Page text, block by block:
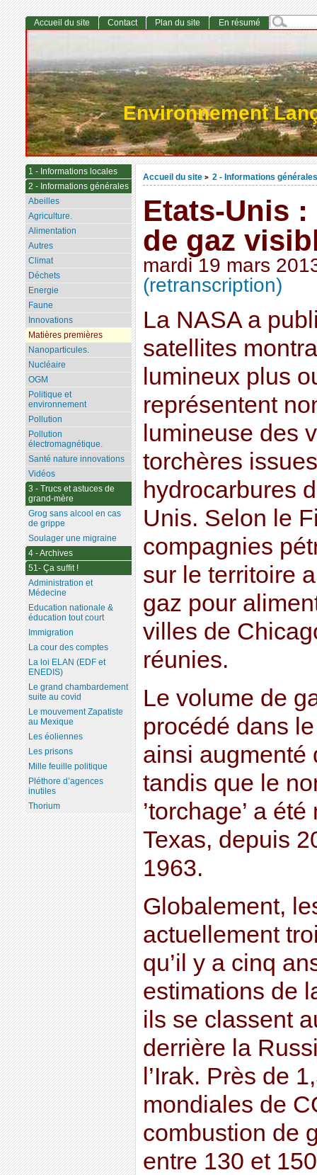
Environnement
Accueil du site > 2 - Informations générales
Etats-Unis
de gaz
mardi 19 mars
(retranscription)
La NASA a
satellites
lumineux plus
représentent
lumineuse des
torchères
hydrocarbures
Unis. Selon le
compagnies
sur le territoire
gaz pour
villes de
réunies.
Le volume de
procédé dans
ainsi augmenté
tandis que le
’torchage’ a
Texas, depuis
1963.
Globalement,
actuellement
qu’il y a cinq
estimations de
ils se classent
derrière la
l’Irak. Près de
mondiales de
combustion de
entre 130 et
Accueil du site Contact Plan du site En résumé
1 - Informations locales
2 - Informations générales
Abeilles
Agriculture.
Alimentation
Autres
Climat
Déchets
Energie
Faune
Innovations
Matières premières
Nanoparticules.
Nucléaire
OGM
Politique et
environnement
Pollution
Pollution
électromagnétique.
Santé nature innovations
Vidéos
3 - Trucs et astuces de
grand-mère
Grog sans alcool en cas
de grippe
Soulager une migraine
4 - Archives
51- Ça suffit !
Administration et
Médecine
Education nationale &
éducation tout court
Immigration
La cour des comptes
La loi ELAN (EDF et
ENEDIS)
Le grand chambardement
suite au covid
Le mouvement Zapatiste
au Mexique
Les éoliennes
Les prisons
Mille feuille politique
Pléthore d’agences
inutiles
Thorium